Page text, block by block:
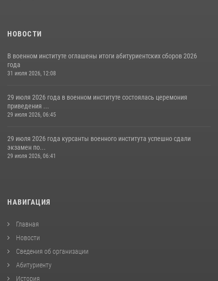
НОВОСТИ
В военном институте оглашены итоги абитуриентских сборов 2026
года
31 июля 2026, 12:08
29 июля 2026 года в военном институте состоялась церемония
приведения ...
29 июля 2026, 06:45
29 июля 2026 года курсанты военного института успешно сдали
экзамен по...
29 июля 2026, 06:41
НАВИГАЦИЯ
Главная
Новости
Сведения об организации
Абитуриенту
История